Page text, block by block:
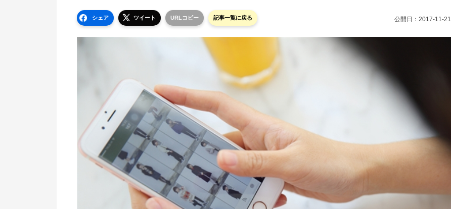
シェア ツイート URLコピー 記事一覧に戻る 公開日： 2017-11-21